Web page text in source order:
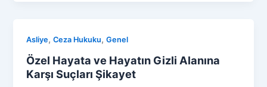
Asliye,Ceza Hukuku,Genel
Özel Hayata ve Hayatın Gizli Alanına
Karşı Suçları Şikayet